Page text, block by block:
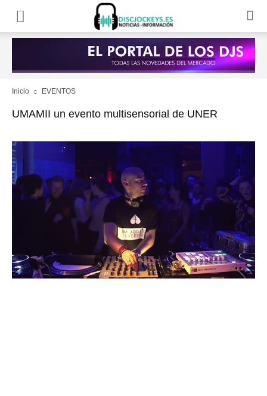
Inicio EVENTOS
UMAMII un evento multisensorial de UNER